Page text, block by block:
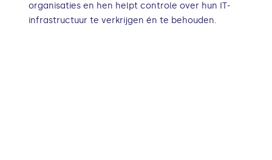
organisaties en hen helpt controle over hun IT-
infrastructuur te verkrijgen én te behouden.